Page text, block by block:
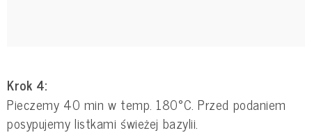
Krok 4:
Pieczemy 40 min w temp. 180°C. Przed podaniem
posypujemy listkami świeżej bazylii.